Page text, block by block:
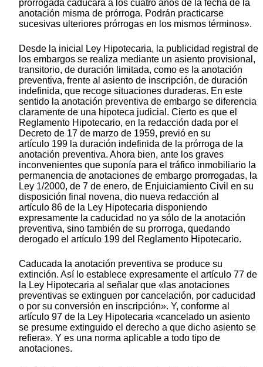
prorrogada caducará a los cuatro años de la fecha de la
anotación misma de prórroga. Podrán practicarse
sucesivas ulteriores prórrogas en los mismos términos».
Desde la inicial Ley Hipotecaria, la publicidad registral de
los embargos se realiza mediante un asiento provisional,
transitorio, de duración limitada, como es la anotación
preventiva, frente al asiento de inscripción, de duración
indefinida, que recoge situaciones duraderas. En este
sentido la anotación preventiva de embargo se diferencia
claramente de una hipoteca judicial. Cierto es que el
Reglamento Hipotecario, en la redacción dada por el
Decreto de 17 de marzo de 1959, previó en su
artículo 199 la duración indefinida de la prórroga de la
anotación preventiva. Ahora bien, ante los graves
inconvenientes que suponía para el tráfico inmobiliario la
permanencia de anotaciones de embargo prorrogadas, la
Ley 1/2000, de 7 de enero, de Enjuiciamiento Civil en su
disposición final novena, dio nueva redacción al
artículo 86 de la Ley Hipotecaria disponiendo
expresamente la caducidad no ya sólo de la anotación
preventiva, sino también de su prorroga, quedando
derogado el artículo 199 del Reglamento Hipotecario.
Caducada la anotación preventiva se produce su
extinción. Así lo establece expresamente el artículo 77 de
la Ley Hipotecaria al señalar que «las anotaciones
preventivas se extinguen por cancelación, por caducidad
o por su conversión en inscripción». Y, conforme al
artículo 97 de la Ley Hipotecaria «cancelado un asiento
se presume extinguido el derecho a que dicho asiento se
refiera». Y es una norma aplicable a todo tipo de
anotaciones.